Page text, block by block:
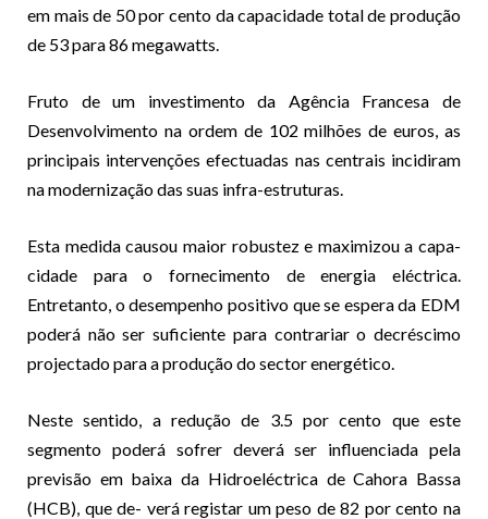
em mais de 50 por cento da capacidade total de produção
de 53 para 86 megawatts.
Fruto de um investimento da Agência Francesa de
Desenvolvimento na ordem de 102 milhões de euros, as
principais intervenções efectuadas nas centrais incidiram
na modernização das suas infra-estruturas.
Esta medida causou maior robustez e maximizou a capa-
cidade para o fornecimento de energia eléctrica.
Entretanto, o desempenho positivo que se espera da EDM
poderá não ser suficiente para contrariar o decréscimo
projectado para a produção do sector energético.
Neste sentido, a redução de 3.5 por cento que este
segmento poderá sofrer deverá ser influenciada pela
previsão em baixa da Hidroeléctrica de Cahora Bassa
(HCB), que de- verá registar um peso de 82 por cento na